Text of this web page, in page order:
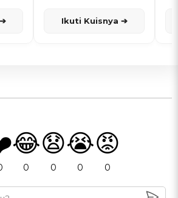
Ikuti Kuisnya ➔
😂
0
😧
0
😭
0
😡
0